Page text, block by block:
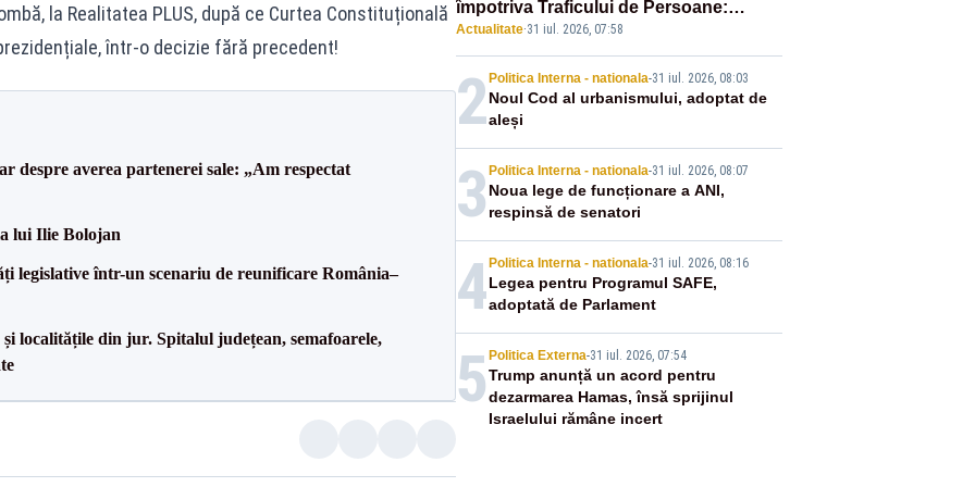
la Realitatea PLUS, după ce Curtea Constituțională
într-o decizie fără precedent!
despre averea partenerei sale: „Am respectat
lui Ilie Bolojan
legislative într-un scenariu de reunificare România–
localitățile din jur. Spitalul județean, semafoarele,
împotriva Traficului de Persoane:
Palatul Victoria, iluminat în albastru
Actualitate·31 iul. 2026, 07:58
2 Politica Interna - nationala-31 iul. 2026, 08:03
Noul Cod al urbanismului, adoptat de
aleși
3 Politica Interna - nationala-31 iul. 2026, 08:07
Noua lege de funcționare a ANI,
respinsă de senatori
4 Politica Interna - nationala-31 iul. 2026, 08:16
Legea pentru Programul SAFE,
adoptată de Parlament
5 Politica Externa-31 iul. 2026, 07:54
Trump anunță un acord pentru
dezarmarea Hamas, însă sprijinul
Israelului rămâne incert